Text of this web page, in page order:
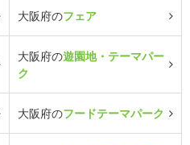
大阪府のフェア
大阪府の遊園地・テーマパー
ク
大阪府のフードテーマパーク